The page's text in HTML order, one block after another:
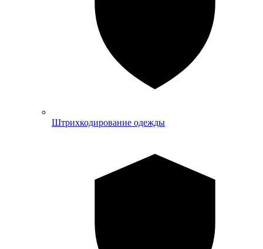
Штрихкодирование одежды